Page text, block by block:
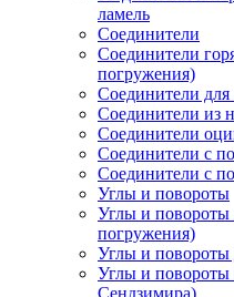
ламель
Соединители
Соединители
погружения)
Соединители для
Соединители из
Соединители
Соединители с
Соединители с
Углы и повороты
Углы и повороты
погружения)
Углы и повороты
Углы и повороты
Сендзимира)